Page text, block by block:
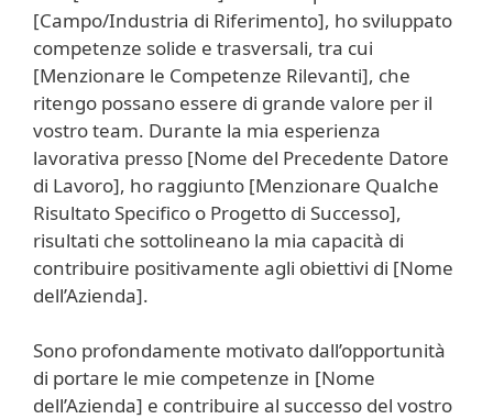
[Campo/Industria di Riferimento], ho sviluppato
competenze solide e trasversali, tra cui
[Menzionare le Competenze Rilevanti], che
ritengo possano essere di grande valore per il
vostro team. Durante la mia esperienza
lavorativa presso [Nome del Precedente Datore
di Lavoro], ho raggiunto [Menzionare Qualche
Risultato Specifico o Progetto di Successo],
risultati che sottolineano la mia capacità di
contribuire positivamente agli obiettivi di [Nome
dell’Azienda].
Sono profondamente motivato dall’opportunità
di portare le mie competenze in [Nome
dell’Azienda] e contribuire al successo del vostro